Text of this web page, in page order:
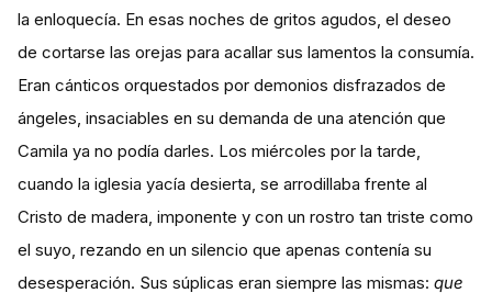
la enloquecía. En esas noches de gritos agudos, el deseo
de cortarse las orejas para acallar sus lamentos la consumía.
Eran cánticos orquestados por demonios disfrazados de
ángeles, insaciables en su demanda de una atención que
Camila ya no podía darles. Los miércoles por la tarde,
cuando la iglesia yacía desierta, se arrodillaba frente al
Cristo de madera, imponente y con un rostro tan triste como
el suyo, rezando en un silencio que apenas contenía su
desesperación. Sus súplicas eran siempre las mismas: que